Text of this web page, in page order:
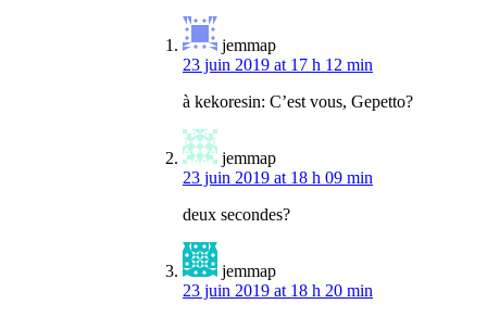
jemmap
23 juin 2019 at 17 h 12 min
à kekoresin: C’est vous, Gepetto?
jemmap
23 juin 2019 at 18 h 09 min
deux secondes?
jemmap
23 juin 2019 at 18 h 20 min